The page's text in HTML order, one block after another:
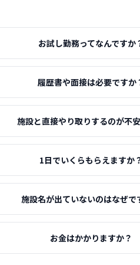
お試し勤務ってなんですか
履歴書や面接は必要ですか
施設と直接やり取りするのが不
1日でいくらもらえますか
施設名が出ていないのはなぜで
お金はかかりますか？